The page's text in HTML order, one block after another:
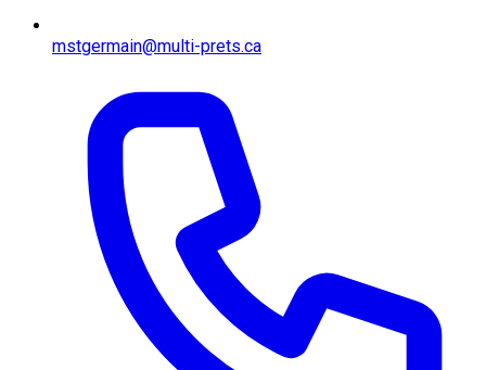
mstgermain@multi-prets.ca